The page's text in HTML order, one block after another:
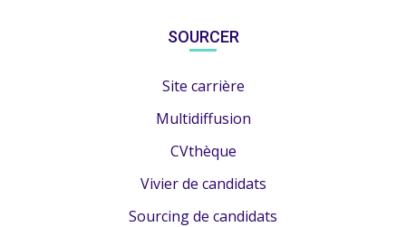
SOURCER
Site carrière
Multidiffusion
CVthèque
Vivier de candidats
Sourcing de candidats